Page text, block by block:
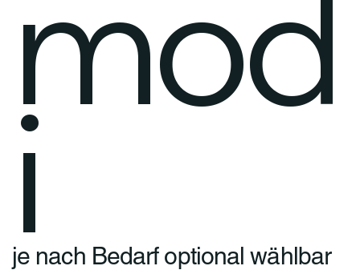
mod
i
je nach Bedarf optional wählbar